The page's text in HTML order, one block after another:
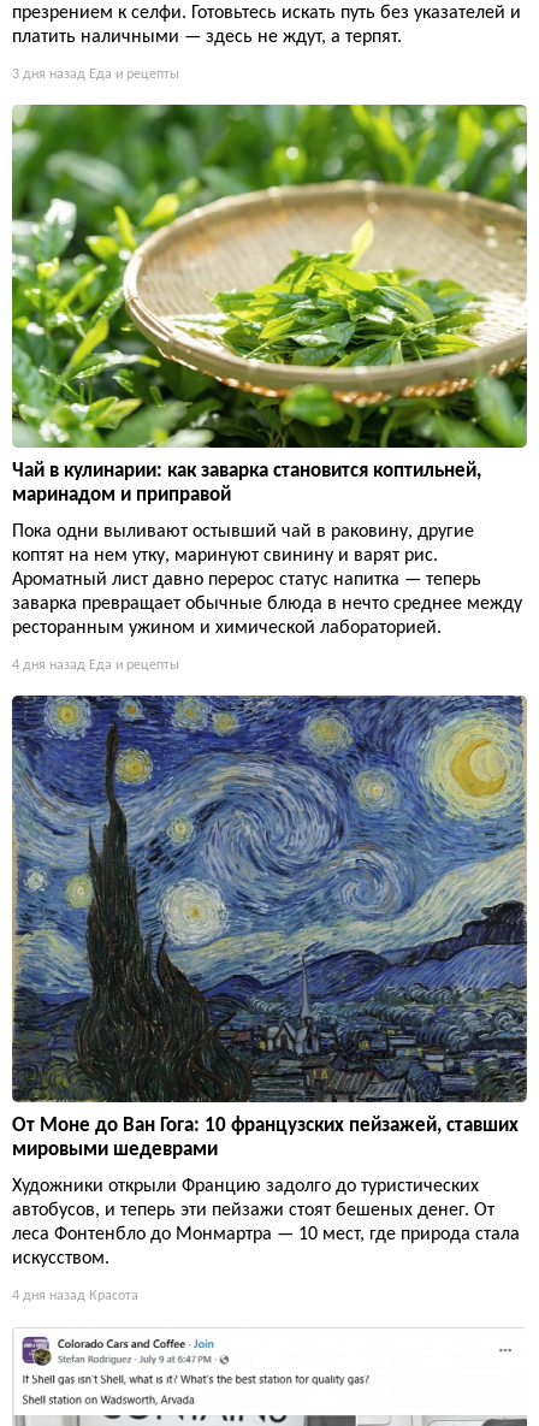
презрением к селфи. Готовьтесь искать путь без указателей и
платить наличными — здесь не ждут, а терпят.
3 дня назад Еда и рецепты
Чай в кулинарии: как заварка становится коптильней,
маринадом и приправой
Пока одни выливают остывший чай в раковину, другие
коптят на нем утку, маринуют свинину и варят рис.
Ароматный лист давно перерос статус напитка — теперь
заварка превращает обычные блюда в нечто среднее между
ресторанным ужином и химической лабораторией.
4 дня назад Еда и рецепты
От Моне до Ван Гога: 10 французских пейзажей, ставших
мировыми шедеврами
Художники открыли Францию задолго до туристических
автобусов, и теперь эти пейзажи стоят бешеных денег. От
леса Фонтенбло до Монмартра — 10 мест, где природа стала
искусством.
4 дня назад Красота